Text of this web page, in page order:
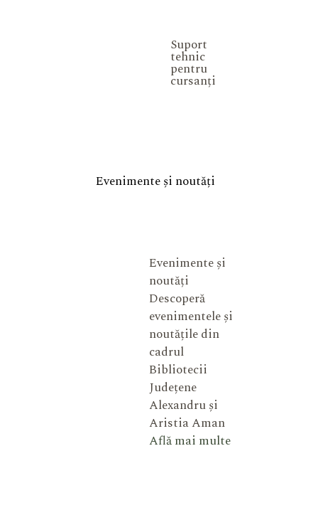
Suport
tehnic
pentru
cursanți
Evenimente și noutăți
Evenimente și
noutăți
Descoperă
evenimentele și
noutățile din
cadrul
Bibliotecii
Județene
Alexandru și
Aristia Aman
Află mai multe